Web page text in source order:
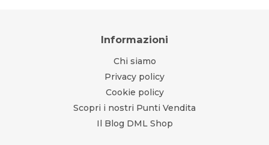
Informazioni
Chi siamo
Privacy policy
Cookie policy
Scopri i nostri Punti Vendita
Il Blog DML Shop